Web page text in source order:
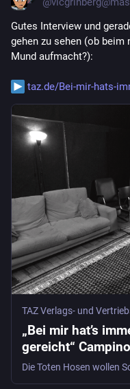
Gutes Interview und
gehen zu sehen (ob beim
Mund aufmacht?):
taz.de/Bei-mir-hats-
TAZ Verlags- und
„Bei mir hat’s
gereicht“
Verantwortung
der Bühne